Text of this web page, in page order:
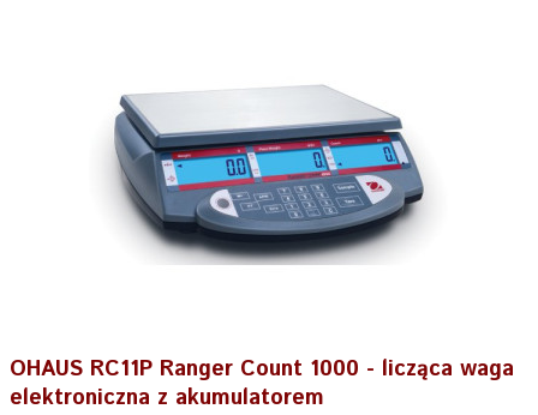
OHAUS RC11P Ranger Count 1000 - licząca waga
elektroniczna z akumulatorem